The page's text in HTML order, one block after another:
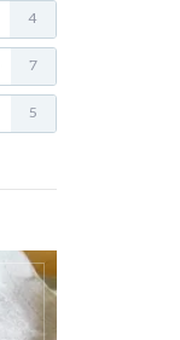
4
7
5